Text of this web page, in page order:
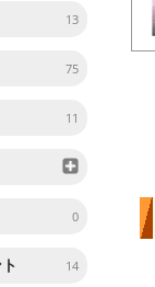
13
75
11
0
14